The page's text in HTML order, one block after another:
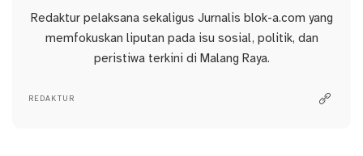
Redaktur pelaksana sekaligus Jurnalis blok-a.com yang
memfokuskan liputan pada isu sosial, politik, dan
peristiwa terkini di Malang Raya.
REDAKTUR